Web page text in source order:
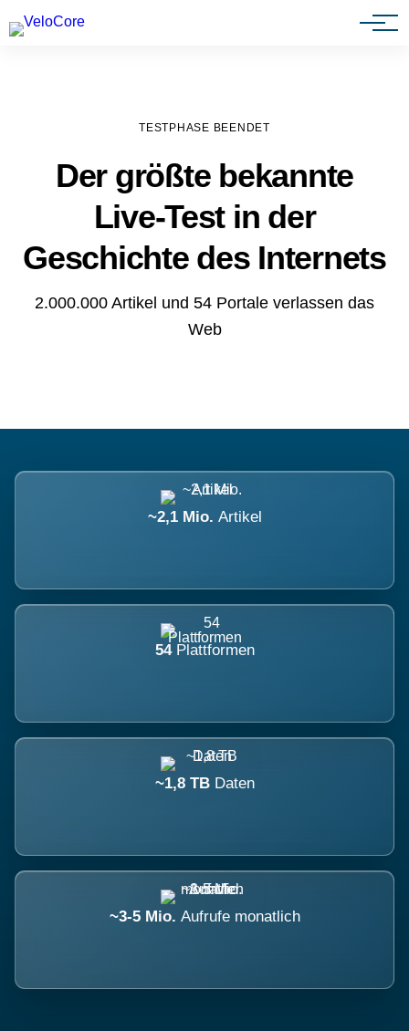
Agenturen & Webdesigner
TESTPHASE BEENDET
Der größte bekannte
Live-Test in der
Geschichte des Internets
2.000.000 Artikel und 54 Portale verlassen das
Web
~2,1 Mio. Artikel
54 Plattformen
~1,8 TB Daten
~3-5 Mio. Aufrufe monatlich